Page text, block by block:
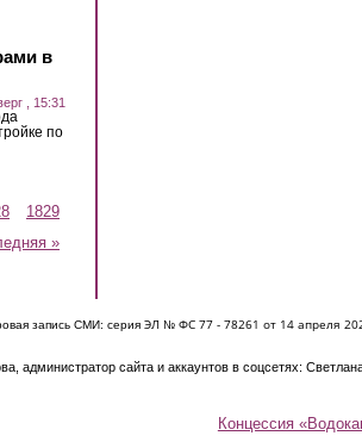
в
, 15:31
по
1829
»
запись СМИ: серия ЭЛ № ФС 77 - 78261 от 14 апреля
администратор сайта и аккаунтов в соцсетях:
Концессия